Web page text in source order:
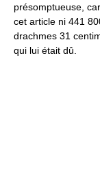
présomptueuse,
cet article ni 441
drachmes 31
qui lui était dû.